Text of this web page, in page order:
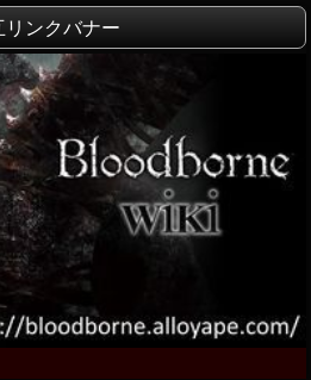
リンクバナー